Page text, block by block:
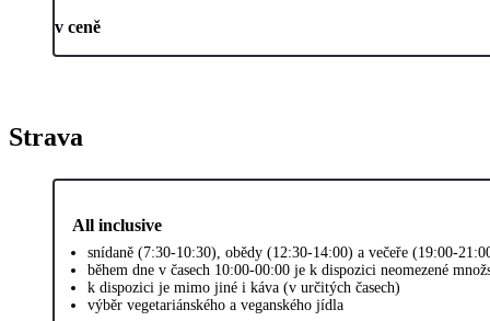
v ceně
Strava
All inclusive
snídaně (7:30-10:30), obědy (12:30-14:00) a večeře (19:00-
během dne v časech 10:00-00:00 je k dispozici neomezené
k dispozici je mimo jiné i káva (v určitých časech)
výběr vegetariánského a veganského jídla